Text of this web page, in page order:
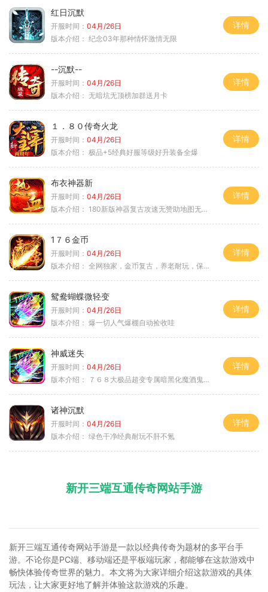
红日沉默
开服时间： 04月/26日
版本介绍： 纪念03年那种情怀激情无限
详情
--沉默--
开服时间： 04月/26日
版本介绍： 无暗坑无顶榜加群送月卡
详情
１．８０传奇火龙
开服时间： 04月/26日
版本介绍： 极品+5经典好服等级好升装备全爆
详情
布衣神器新
开服时间： 04月/26日
版本介绍： 180新版神器复古攻速无赞助地图无排行
详情
1７６金币
开服时间： 04月/26日
版本介绍： 全网独家，金币复古，养老耐玩，保底回収
详情
鸳鸯蝴蝶微轻变
开服时间： 04月/26日
版本介绍： 爆一切人气爆棚自动捡收哇
详情
神威迷失
开服时间： 04月/26日
版本介绍：
７６８大极品超变专属暗黑化魔酒鬼微变合击火
详情
诸神沉默
开服时间： 04月/26日
版本介绍： 绿色干净经典耐玩不肝不氪
详情
新开三端互通传奇网站手游
新开三端互通传奇网站手游是一款以经典传奇为题材的多平台手
游。不论你是PC端、移动端还是平板端玩家，都能够在这款游戏中
畅快体验传奇世界的魅力。本文将为大家详细介绍这款游戏的具体
玩法，让大家更好地了解并体验这款游戏的乐趣。